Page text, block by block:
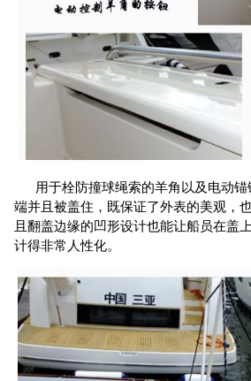
用于栓防撞球绳索的羊角以及电动锚
端并且被盖住，既保证了外表的美观，
且翻盖边缘的凹形设计也能让船员在盖
计得非常人性化。